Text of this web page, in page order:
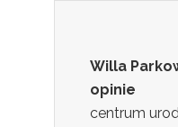
Willa
opinie
centrum